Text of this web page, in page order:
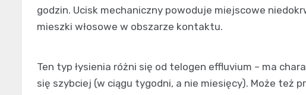
godzin. Ucisk mechaniczny powoduje miejscowe
mieszki włosowe w obszarze kontaktu.
Ten typ łysienia różni się od telogen effluvium – ma
się szybciej (w ciągu tygodni, a nie miesięcy). Może też